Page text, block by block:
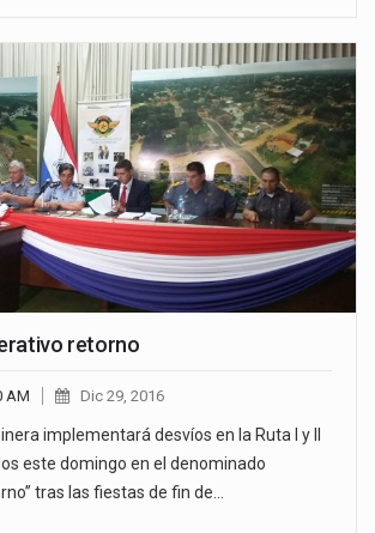
retorno
AM Dic 29, 2016
implementará desvíos en la Ruta I y II
este domingo en el denominado
tras las fiestas de fin de…